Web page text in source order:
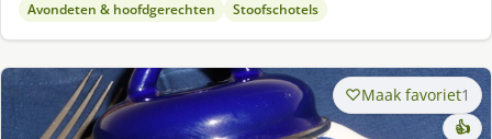
Avondeten & hoofdgerechten Stoofschotels
Maak favoriet1
👍